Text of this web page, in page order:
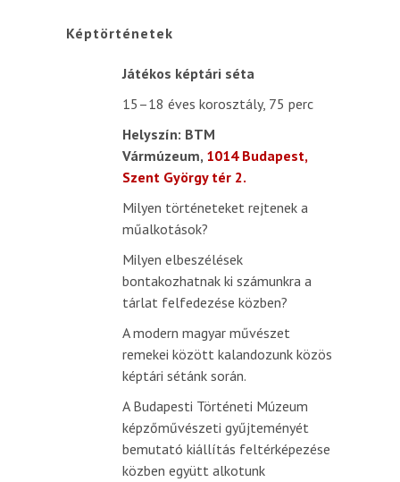
Képtörténetek
Játékos képtári séta
15–18 éves korosztály, 75 perc
Helyszín: BTM
Vármúzeum, 1014 Budapest,
Szent György tér 2.
Milyen történeteket rejtenek a
műalkotások?
Milyen elbeszélések
bontakozhatnak ki számunkra a
tárlat felfedezése közben?
A modern magyar művészet
remekei között kalandozunk közös
képtári sétánk során.
A Budapesti Történeti Múzeum
képzőművészeti gyűjteményét
bemutató kiállítás feltérképezése
közben együtt alkotunk